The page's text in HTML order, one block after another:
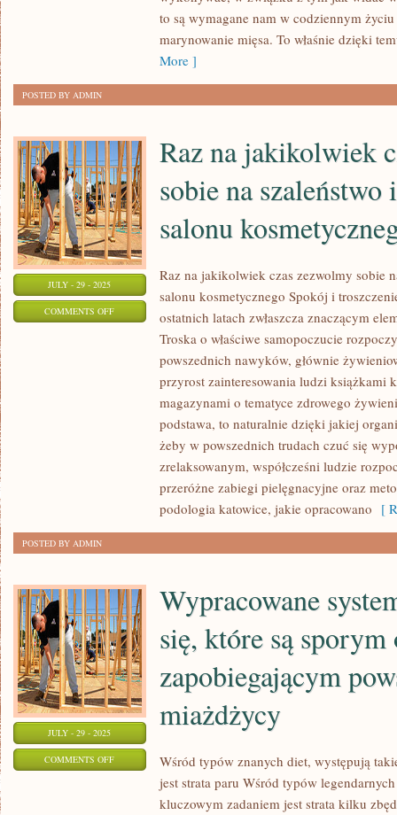
ZOBOWIĄZANA
DO
PRZEJŚCIA
LEKARSKICH
to są wymagane nam w codziennym
marynowanie mięsa. To właśnie dzięki
More ]
POSTED BY ADMIN
JULY - 29 - 2025
COMMENTS OFFON
POZWÓLMY
SZALEŃSTWO
UDAJMY
SIĘ
SALONU
KOSMETYCZNEGO
Raz na jakikolwiek
sobie na
salonu
Raz na jakikolwiek czas zezwolmy sobie
salonu kosmetycznego Spokój i
ostatnich latach zwłaszcza znaczącym
Troska o właściwe samopoczucie
powszednich nawyków, głównie
przyrost zainteresowania ludzi
magazynami o tematyce zdrowego
podstawa, to naturalnie dzięki jakiej
żeby w powszednich trudach czuć się
zrelaksowanym, współcześni ludzie
przeróżne zabiegi pielęgnacyjne oraz
podologia katowice, jakie opracowano [
POSTED BY ADMIN
JULY - 29 - 2025
COMMENTS OFFON
WYPRACOWANE
Wypracowane
się, które są sporym
zapobiegającym
miażdżycy
Wśród typów znanych diet, występują
jest strata paru Wśród typów
kluczowym zadaniem jest strata kilku